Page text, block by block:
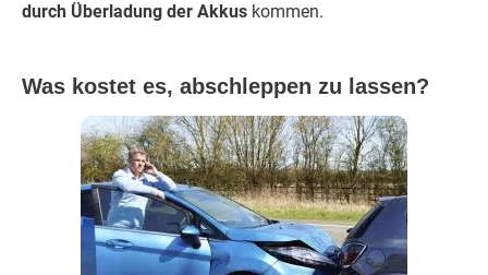
durch Überladung der Akkus kommen.
Was kostet es, abschleppen zu lassen?